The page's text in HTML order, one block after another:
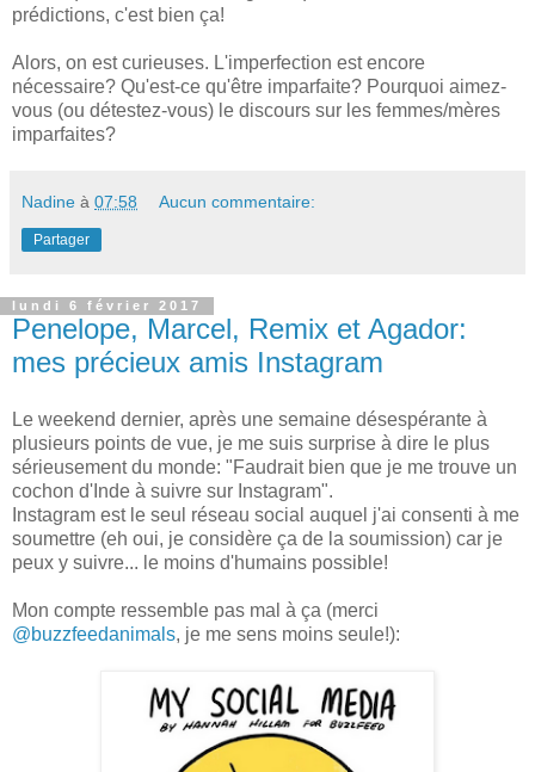
prédictions, c'est bien ça!
Alors, on est curieuses. L'imperfection est encore
nécessaire? Qu'est-ce qu'être imparfaite? Pourquoi aimez-
vous (ou détestez-vous) le discours sur les femmes/mères
imparfaites?
Nadine à 07:58 Aucun commentaire:
Partager
lundi 6 février 2017
Penelope, Marcel, Remix et Agador:
mes précieux amis Instagram
Le weekend dernier, après une semaine désespérante à
plusieurs points de vue, je me suis surprise à dire le plus
sérieusement du monde: "Faudrait bien que je me trouve un
cochon d'Inde à suivre sur Instagram".
Instagram est le seul réseau social auquel j'ai consenti à me
soumettre (eh oui, je considère ça de la soumission) car je
peux y suivre... le moins d'humains possible!
Mon compte ressemble pas mal à ça (merci
@buzzfeedanimals, je me sens moins seule!):